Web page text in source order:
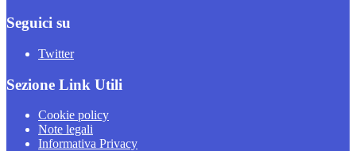
Seguici su
Twitter
Sezione Link Utili
Cookie policy
Note legali
Informativa Privacy